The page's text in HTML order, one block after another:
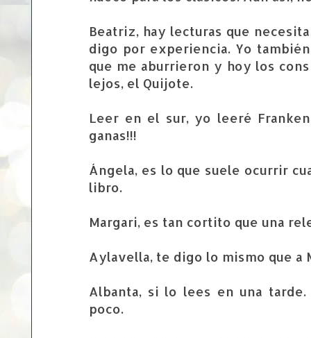
Beatriz, hay lecturas que
digo por experiencia. Yo
que me aburrieron y hoy los
lejos, el Quijote.
Leer en el sur, yo leeré
ganas!!!
Ángela, es lo que suele ocurrir
libro.
Margari, es tan cortito que una
Aylavella, te digo lo mismo que a
Albanta, si lo lees en una
poco.